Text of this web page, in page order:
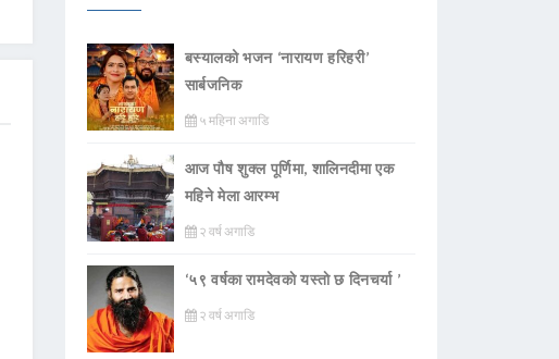
बस्यालको भजन ‘नारायण हरिहरी’
सार्बजनिक
५ महिना अगाडि
आज पौष शुक्ल पूर्णिमा, शालिनदीमा एक
महिने मेला आरम्भ
२ वर्ष अगाडि
‘५९ वर्षका रामदेवकाे यस्ताे छ दिनचर्या ’
२ वर्ष अगाडि